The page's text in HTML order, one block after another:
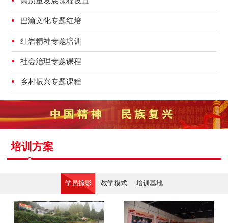
巴渝文化专题红培
红岩精神专题培训
社会治理专题课程
乡村振兴专题课程
培训方案
学员掠影 教学模式 培训基地